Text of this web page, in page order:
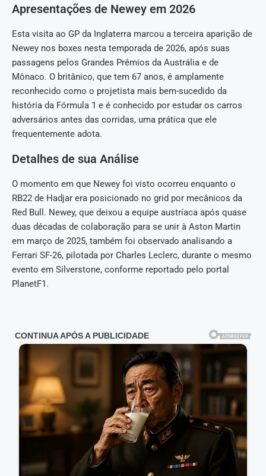
Apresentações de Newey em 2026
Esta visita ao GP da Inglaterra marcou a terceira aparição de
Newey nos boxes nesta temporada de 2026, após suas
passagens pelos Grandes Prêmios da Austrália e de
Mônaco. O britânico, que tem 67 anos, é amplamente
reconhecido como o projetista mais bem-sucedido da
história da Fórmula 1 e é conhecido por estudar os carros
adversários antes das corridas, uma prática que ele
frequentemente adota.
Detalhes de sua Análise
O momento em que Newey foi visto ocorreu enquanto o
RB22 de Hadjar era posicionado no grid por mecânicos da
Red Bull. Newey, que deixou a equipe austríaca após quase
duas décadas de colaboração para se unir à Aston Martin
em março de 2025, também foi observado analisando a
Ferrari SF-26, pilotada por Charles Leclerc, durante o mesmo
evento em Silverstone, conforme reportado pelo portal
PlanetF1.